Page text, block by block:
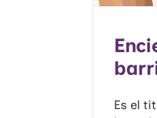
Es el